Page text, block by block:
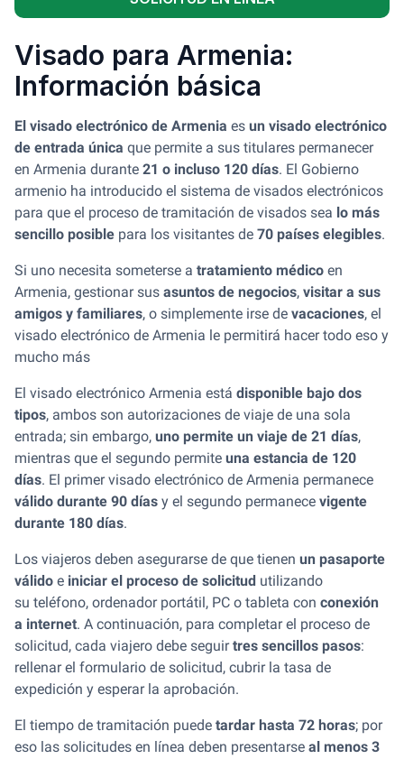
Visado para Armenia:
Información básica
El visado electrónico de Armenia es un visado electrónico
de entrada única que permite a sus titulares permanecer
en Armenia durante 21 o incluso 120 días. El Gobierno
armenio ha introducido el sistema de visados electrónicos
para que el proceso de tramitación de visados sea lo más
sencillo posible para los visitantes de 70 países elegibles.
Si uno necesita someterse a tratamiento médico en
Armenia, gestionar sus asuntos de negocios, visitar a sus
amigos y familiares, o simplemente irse de vacaciones, el
visado electrónico de Armenia le permitirá hacer todo eso y
mucho más
El visado electrónico Armenia está disponible bajo dos
tipos, ambos son autorizaciones de viaje de una sola
entrada; sin embargo, uno permite un viaje de 21 días,
mientras que el segundo permite una estancia de 120
días. El primer visado electrónico de Armenia permanece
válido durante 90 días y el segundo permanece vigente
durante 180 días.
Los viajeros deben asegurarse de que tienen un pasaporte
válido e iniciar el proceso de solicitud utilizando
su teléfono, ordenador portátil, PC o tableta con conexión
a internet. A continuación, para completar el proceso de
solicitud, cada viajero debe seguirtres sencillos pasos:
rellenar el formulario de solicitud, cubrir la tasa de
expedición y esperar la aprobación.
El tiempo de tramitación puede tardar hasta 72 horas; por
eso las solicitudes en línea deben presentarse al menos 3